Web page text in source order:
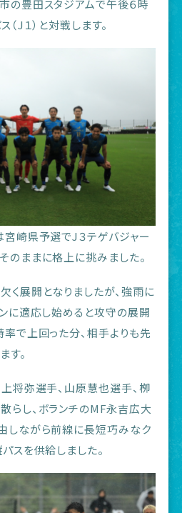
の豊田スタジアムで午後６時
J１）と対戦します。
宮崎県予選でJ３テゲバジャー
のままに格上に挑みました。
く展開となりましたが、強雨に
に適応し始めると攻守の展開
で上回った分、相手よりも先
す。
将弥選手、山原慧也選手、栁
らし、ボランチのMF永吉広大
しながら前線に長短巧みなク
スを供給しました。